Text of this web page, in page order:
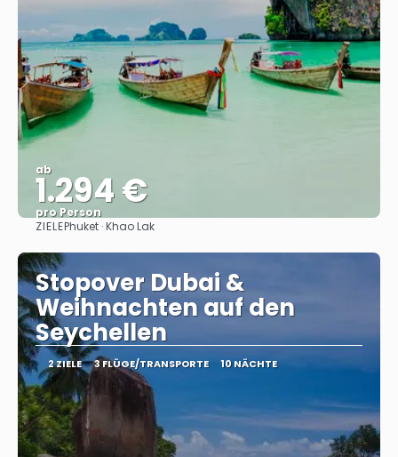
ab
1.294 €
pro Person
ZIELEPhuket · Khao Lak
Stopover Dubai &
Weihnachten auf den
Seychellen
2 ZIELE 3 FLÜGE/TRANSPORTE 10 NÄCHTE